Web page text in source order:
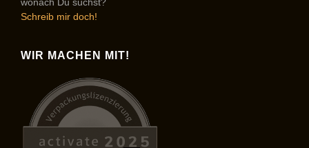
Schreib mir doch!
WIR MACHEN MIT!